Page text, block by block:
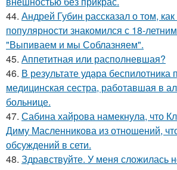
44. Андрей Губин рассказал о том,
популярности знакомился с 18-
"Выпиваем и мы Соблазняем".
45. Аппетитная или располневшая?
46. В результате удара беспилотника
медицинская сестра, работавшая в
больнице.
47. Сабина хайрова намекнула, что
Диму Масленникова из отношений,
обсуждений в сети.
48. Здравствуйте. У меня сложилась